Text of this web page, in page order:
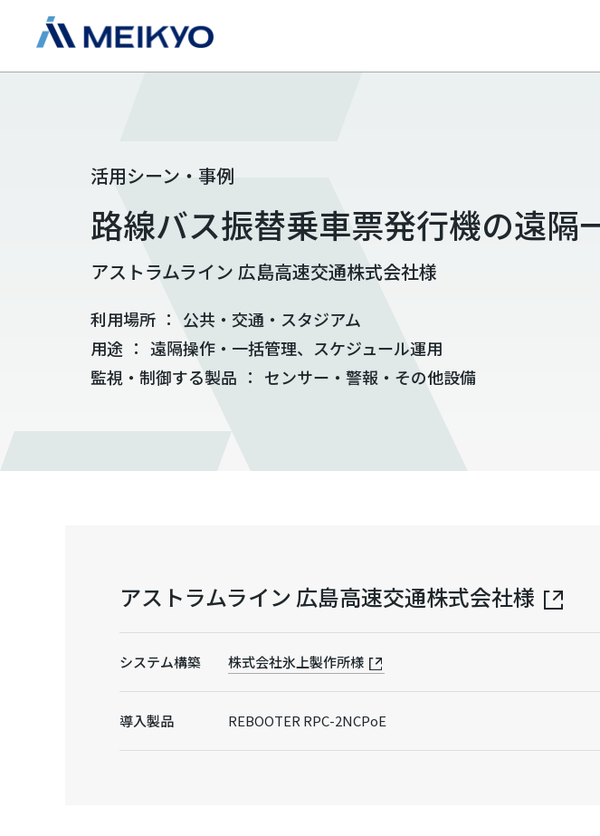
活用シーン・事例
路線バス振替乗車票発行機の遠隔
アストラムライン 広島高速交通株式会社様
利用場所 ： 公共・交通・スタジアム
用途 ： 遠隔操作・一括管理、スケジュール運用
監視・制御する製品 ： センサー・警報・その他設備
アストラムライン 広島高速交通株式会社様
システム構築 株式会社氷上製作所様
導入製品 REBOOTER RPC-2NCPoE